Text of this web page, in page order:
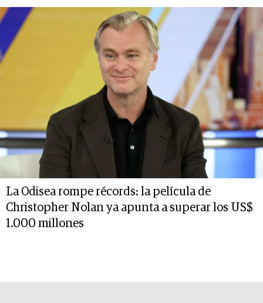
La Odisea rompe récords: la película de
Christopher Nolan ya apunta a superar los US$
1.000 millones